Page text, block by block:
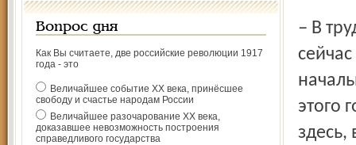
Вопрос дня
Как Вы считаете, две российские революции 1917
года - это
Величайшее событие ХХ века, принёсшее
свободу и счастье народам России
Величайшее разочарование ХХ века,
доказавшее невозможность построения
справедливого государства
– В трудовом договоре прописано, что я почтальон, но
этого
здесь,